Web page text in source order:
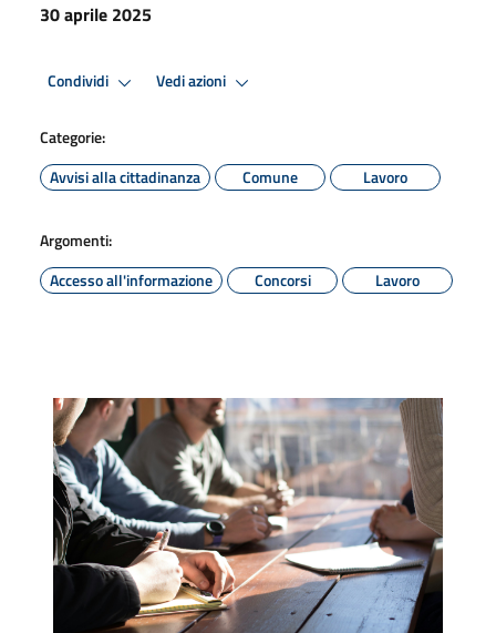
30 aprile 2025
Condividi Vedi azioni
Categorie:
Avvisi alla cittadinanza
Comune Lavoro
Argomenti:
Accesso all'informazione
Concorsi Lavoro